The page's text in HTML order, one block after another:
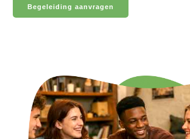
Begeleiding aanvragen